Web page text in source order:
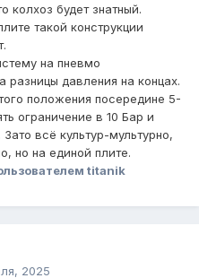
колхоз будет знатный.
такой конструкции
на пневмо
давления на концах.
положения посередине 5-
ограничение в 10 Бар и
всё культур-мультурно,
но на единой плите.
titanik
2025